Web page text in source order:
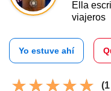
Ella
viajeros
Yo estuve ahí